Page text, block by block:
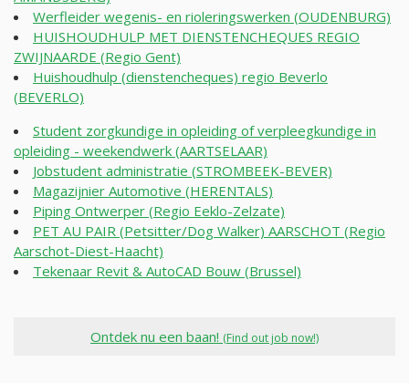
Werfleider wegenis- en rioleringswerken (OUDENBURG)
HUISHOUDHULP MET DIENSTENCHEQUES REGIO
ZWIJNAARDE (Regio Gent)
Huishoudhulp (dienstencheques) regio Beverlo
(BEVERLO)
Student zorgkundige in opleiding of verpleegkundige in
opleiding - weekendwerk (AARTSELAAR)
Jobstudent administratie (STROMBEEK-BEVER)
Magazijnier Automotive (HERENTALS)
Piping Ontwerper (Regio Eeklo-Zelzate)
PET AU PAIR (Petsitter/Dog Walker) AARSCHOT (Regio
Aarschot-Diest-Haacht)
Tekenaar Revit & AutoCAD Bouw (Brussel)
Ontdek nu een baan! (Find out job now!)